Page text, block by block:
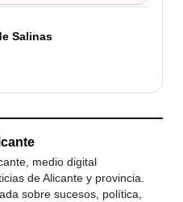
Salinas
medio digital
de Alicante y provincia.
sobre sucesos, política,